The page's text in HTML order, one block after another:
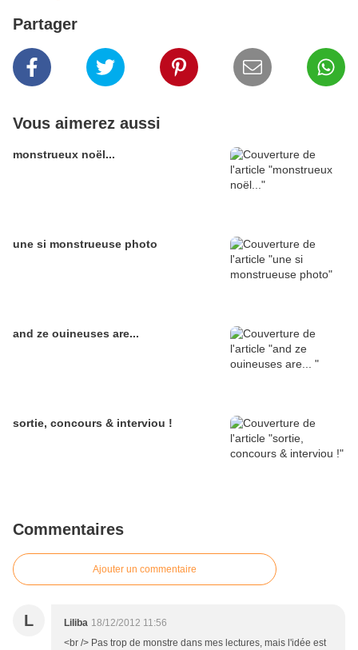
Partager
Vous aimerez aussi
monstrueux noël...
une si monstrueuse photo
and ze ouineuses are...
sortie, concours & interviou !
Commentaires
Ajouter un commentaire
L Liliba 18/12/2012 11:56
<br /> Pas trop de monstre dans mes lectures, mais l'idée est